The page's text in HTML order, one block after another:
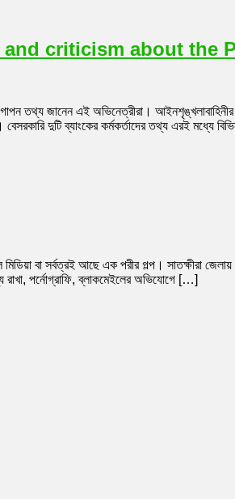
and criticism about
তথ্য জানেন এই অভিনেত্রীরা।
দুটি ব্যাংকের কর্মকর্তাদের তথ্য এরই মধ্যে
বা সর্বত্রই আছে এক পরীর গল্প। সাতক্ষীরা
পর্নোগ্রাফি, ব্লাকমেইলের অভিযোগে […]